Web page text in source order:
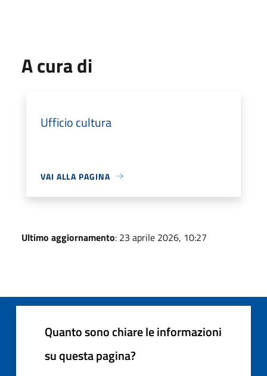
A cura di
Ufficio cultura
VAI ALLA PAGINA
Ultimo aggiornamento: 23 aprile 2026, 10:27
Quanto sono chiare le informazioni
su questa pagina?